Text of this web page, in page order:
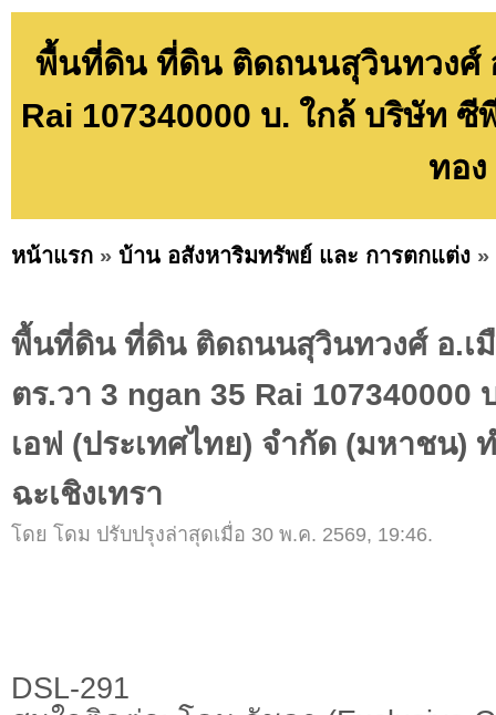
พื้นที่ดิน ที่ดิน ติดถนนสุวินทวงศ์ อ
Rai 107340000 บ. ใกล้ บริษัท
ทอง
หน้าแรก » บ้าน อสังหาริมทรัพย์ และ การตกแต่ง »
พื้นที่ดิน ที่ดิน ติดถนนสุวินทวงศ์ อ.เมื
ตร.วา 3 ngan 35 Rai 107340000
เอฟ (ประเทศไทย) จำกัด (มหาชน)
ฉะเชิงเทรา
โดย โดม ปรับปรุงล่าสุดเมื่อ 30 พ.ค. 2569, 19:46.
DSL-291